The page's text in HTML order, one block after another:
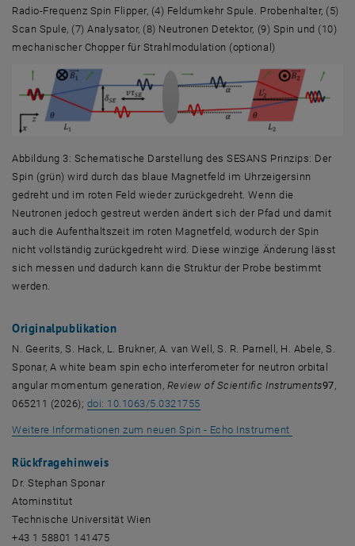
Radio-Frequenz Spin Flipper, (4) Feldumkehr Spule. Probenhalter, (5)
Scan Spule, (7) Analysator, (8) Neutronen Detektor, (9) Spin und (10)
mechanischer Chopper für Strahlmodulation (optional)
Abbildung 3: Schematische Darstellung des SESANS Prinzips: Der
Spin (grün) wird durch das blaue Magnetfeld im Uhrzeigersinn
gedreht und im roten Feld wieder zurückgedreht. Wenn die
Neutronen jedoch gestreut werden ändert sich der Pfad und damit
auch die Aufenthaltszeit im roten Magnetfeld, wodurch der Spin
nicht vollständig zurückgedreht wird. Diese winzige Änderung lässt
sich messen und dadurch kann die Struktur der Probe bestimmt
werden.
Originalpublikation
N. Geerits, S. Hack, L. Brukner, A. van Well, S. R. Parnell, H. Abele, S.
Sponar, A white beam spin echo interferometer for neutron orbital
angular momentum generation, Review of Scientific Instruments97
065211 (2026); doi: 10.1063/5.0321755, öffnet eine externe URL in
Weitere Informationen zum neuen Spin - Echo Instrument
Rückfragehinweis
Dr. Stephan Sponar
Atominstitut
Technische Universität Wien
+43 1 58801 141475